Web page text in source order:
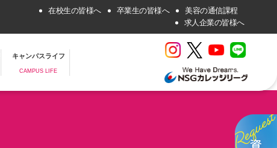
在校生の皆様へ 卒業生の皆様へ
美容の通信課程
求人企業の皆様へ
キャンパスライフ
CAMPUS LIFE